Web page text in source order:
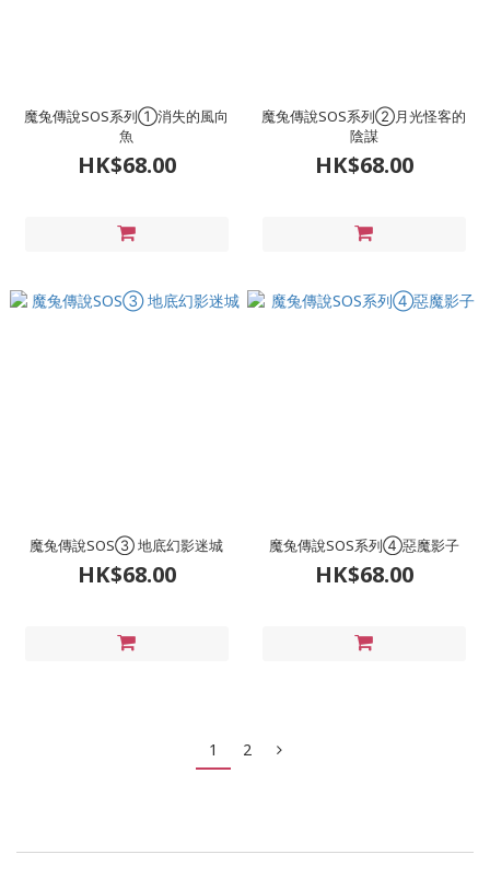
魔兔傳說SOS系列①消失的風向
魚
HK$68.00
魔兔傳說SOS系列②月光怪客的
陰謀
HK$68.00
魔兔傳說SOS③ 地底幻影迷城
HK$68.00
魔兔傳說SOS系列④惡魔影子
HK$68.00
1 2